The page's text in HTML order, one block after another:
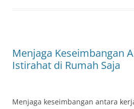
Menjaga Keseimbangan
Istirahat di Rumah Saja
Menjaga keseimbangan antara